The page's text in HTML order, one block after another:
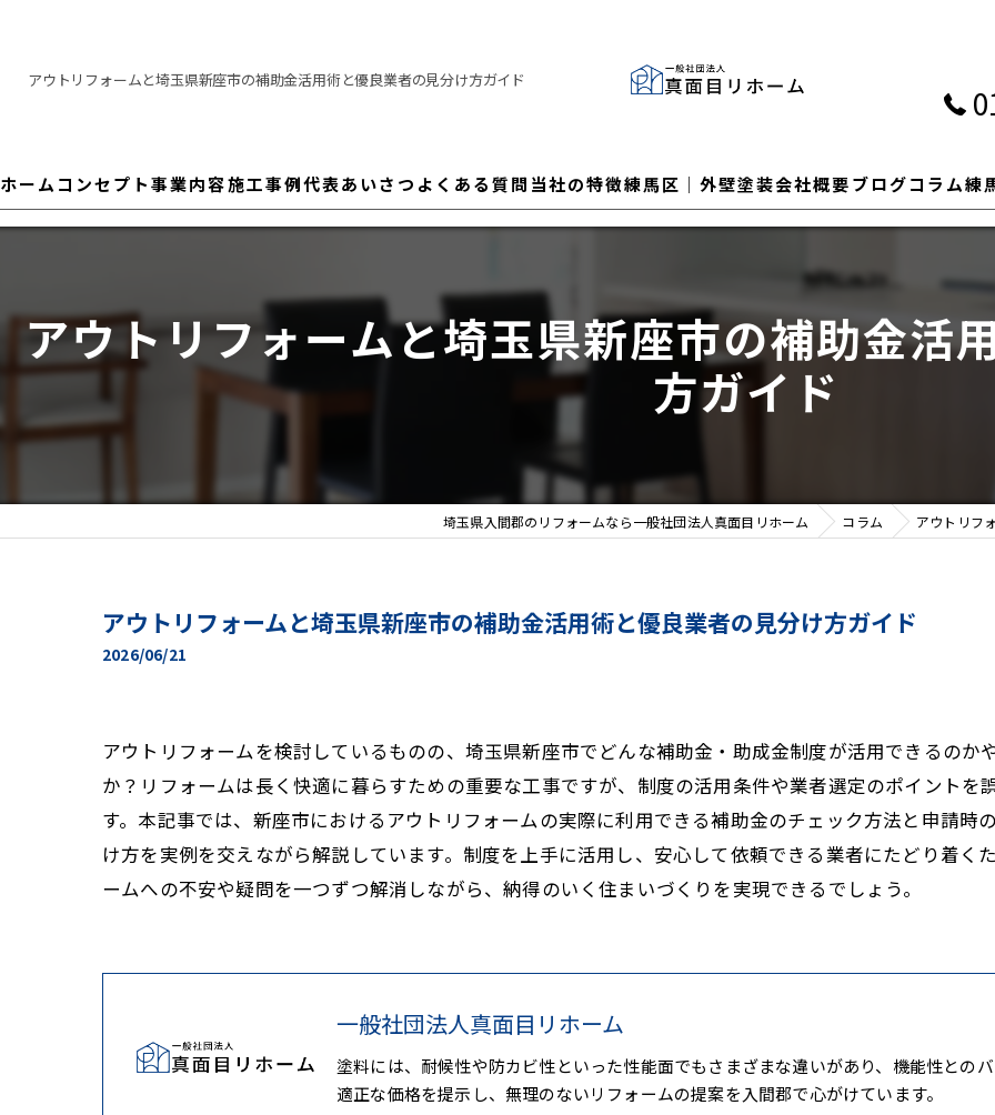
アウトリフォームと埼玉県新座市の補助金活用術と優良業者の見分け方ガイド
ホーム コンセプト事業内容施工事例代表あいさつ よくある質問 当社の特徴
塗装
カバー工法
練馬区│外壁塗装会社概要ブログコラム練
アウトリフォームと埼玉県新座市の補助金活
方ガイド
埼玉県入間郡のリフォームなら一般社団法人真面目リホーム コラム アウトリフ
アウトリフォームと埼玉県新座市の補助金活用術と優良業者の見分け方ガイド
2026/06/21
アウトリフォームを検討しているものの、埼玉県新座市でどんな補助金・助成金制度が活用できるのか
か？リフォームは長く快適に暮らすための重要な工事ですが、制度の活用条件や業者選定のポイントを
す。本記事では、新座市におけるアウトリフォームの実際に利用できる補助金のチェック方法と申請時
け方を実例を交えながら解説しています。制度を上手に活用し、安心して依頼できる業者にたどり着く
ームへの不安や疑問を一つずつ解消しながら、納得のいく住まいづくりを実現できるでしょう。
一般社団法人真面目リホーム
塗料には、耐候性や防カビ性といった性能面でもさまざまな違いがあり、機能性との
適正な価格を提示し、無理のないリフォームの提案を入間郡で心がけています。